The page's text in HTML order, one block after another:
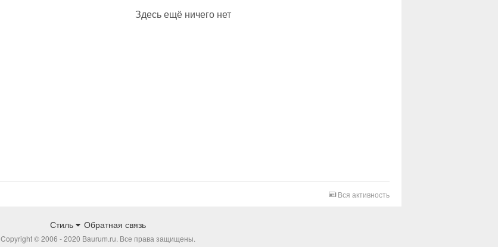
Здесь ещё ничего нет
Вся активность
Стиль Обратная связь
Copyright © 2006 - 2020 Baurum.ru. Все права защищены.